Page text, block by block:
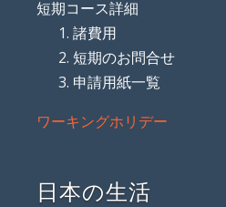
短期コース詳細
諸費用
短期のお問合せ
申請用紙一覧
ワーキングホリデー
日本の生活